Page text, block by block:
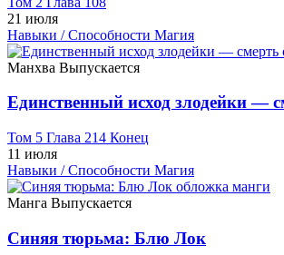
21 июля
Навыки / Способности Магия
Манхва Выпускается
Единственный исход злодейки —
Том 5 Глава 214 Конец
11 июля
Навыки / Способности Магия
Манга Выпускается
Синяя тюрьма: Блю Лок